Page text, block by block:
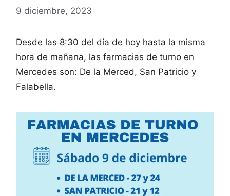
9 diciembre, 2023
Desde las 8:30 del día de hoy hasta la misma
hora de mañana, las farmacias de turno en
Mercedes son: De la Merced, San Patricio y
Falabella.